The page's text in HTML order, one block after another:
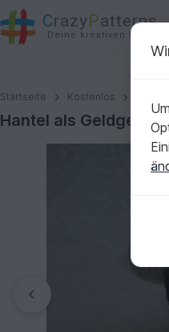
CrazyPatterns
Deine kreativen Ideen
Startseite Kostenlos
Hantel als Geldgeschenk
Hantel als